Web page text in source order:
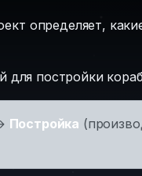
определяет,
для постройки
Постройка